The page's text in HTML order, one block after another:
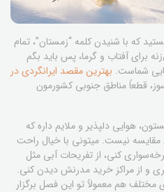
که با شنیدن کلمه “زمستان”، تمام
برای آفتاب و گرما، پس باید بگم
شماست. بهترین مقصد ایرانگردی در
قطعاً مناطق جنوبی کشورمون
هوایی دلپذیر و ملایم داره که
نیست. میتونی با خیال راحت
کنی، از تفریحات آبی مثل
و از مراکز خرید مدرنش دیدن کنی.
هم معمولاً تو این فصل برگزار